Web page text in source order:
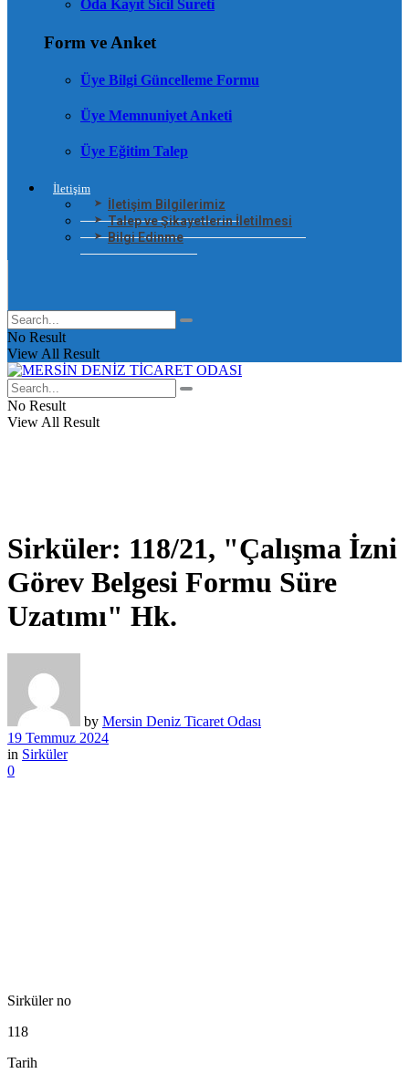
Oda Kayıt Sicil Sureti
Form ve Anket
Üye Bilgi Güncelleme Formu
Üye Memnuniyet Anketi
Üye Eğitim Talep
İletişim
İletişim Bilgilerimiz
Talep ve Şikayetlerin İletilmesi
Bilgi Edinme
No Result
View All Result
No Result
View All Result
Sirküler: 118/21, "Çalışma İzni
Görev Belgesi Formu Süre
Uzatımı" Hk.
by Mersin Deniz Ticaret Odası
19 Temmuz 2024
in Sirküler
0
Sirküler no
118
Tarih